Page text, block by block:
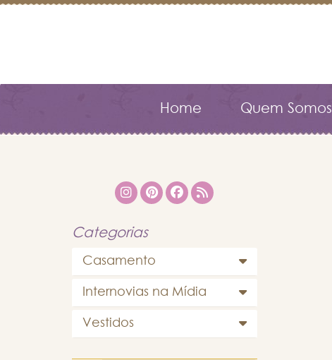
Home Quem Somos
Categorias
Casamento
Internovias na Mídia
Vestidos